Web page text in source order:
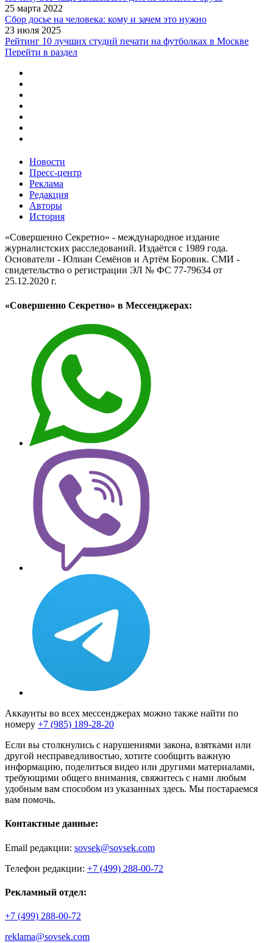
25 марта 2022
Сбор досье на человека: кому и зачем это нужно
23 июля 2025
Рейтинг 10 лучших студий печати на футболках в Москве
Перейти в раздел
Новости
Пресс-центр
Реклама
Редакция
Авторы
История
«Совершенно Секретно» - международное издание
журналистских расследований. Издаётся с 1989 года.
Основатели - Юлиан Семёнов и Артём Боровик. CМИ -
свидетельство о регистрации ЭЛ № ФС 77-79634 от
25.12.2020 г.
«Совершенно Секретно» в Мессенджерах:
Аккаунты во всех мессенджерах можно также найти по
номеру +7 (985) 189-28-20
Если вы столкнулись с нарушениями закона, взятками или
другой несправедливостью, хотите сообщить важную
информацию, поделиться видео или другими материалами,
требующими общего внимания, свяжитесь с нами любым
удобным вам способом из указанных здесь. Мы постараемся
вам помочь.
Контактные данные:
Email редакции: sovsek@sovsek.com
Телефон редакции: +7 (499) 288-00-72
Рекламный отдел:
+7 (499) 288-00-72
reklama@sovsek.com